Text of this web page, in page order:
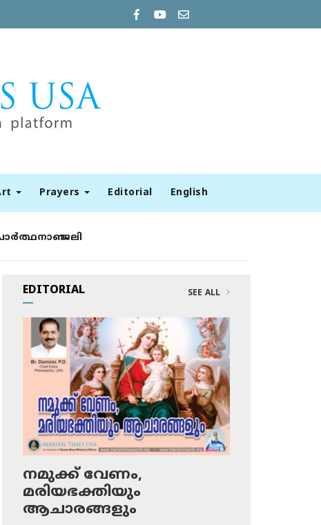
Prayers Editorial English
EDITORIAL SEE ALL
നമുക്ക് വേണം,
മരിയഭക്തിയും
ആചാരങ്ങളും